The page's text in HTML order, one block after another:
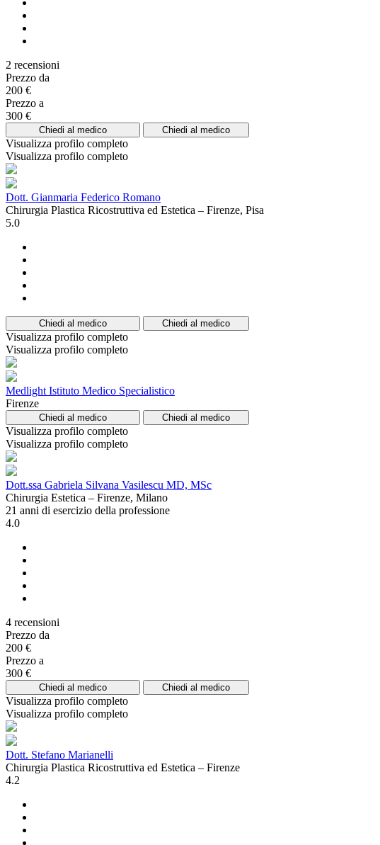
2 recensioni
Prezzo da
200 €
Prezzo a
300 €
Chiedi al medico Chiedi al medico
Visualizza profilo completo
Visualizza profilo completo
Dott. Gianmaria Federico Romano
Chirurgia Plastica Ricostruttiva ed Estetica – Firenze, Pisa
5.0
Chiedi al medico Chiedi al medico
Visualizza profilo completo
Visualizza profilo completo
Medlight Istituto Medico Specialistico
Firenze
Chiedi al medico Chiedi al medico
Visualizza profilo completo
Visualizza profilo completo
Dott.ssa Gabriela Silvana Vasilescu MD, MSc
Chirurgia Estetica – Firenze, Milano
21 anni di esercizio della professione
4.0
4 recensioni
Prezzo da
200 €
Prezzo a
300 €
Chiedi al medico Chiedi al medico
Visualizza profilo completo
Visualizza profilo completo
Dott. Stefano Marianelli
Chirurgia Plastica Ricostruttiva ed Estetica – Firenze
4.2